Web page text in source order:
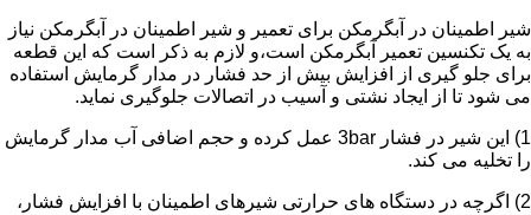
شیر اطمینان در آبگرمکن برای تعمیر و شیر اطمینان در آبگرمکن نیاز
به یک تکنسین تعمیر آبگرمکن است،و لازم به ذکر است که این قطعه
برای جلو گیری از افزایش بیش از حد فشار در مدار گرمایش استفاده
می شود تا از ایجاد نشتی و آسیب در اتصالات جلوگیری نماید.
1) این شیر در فشار 3bar عمل کرده و حجم اضافی آب مدار گرمایش
را تخلیه می کند.
2) اگرچه در دستگاه های حرارتی شیرهای اطمینان با افزایش فشار،